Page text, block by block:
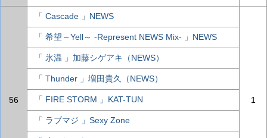
56
「 Cascade 」NEWS
1
「 希望～Yell～ -Represent NEWS Mix- 」NEWS
「 氷温 」加藤シゲアキ（NEWS）
「 Thunder 」増田貴久（NEWS）
「 FIRE STORM 」KAT-TUN
「 ラブマジ 」Sexy Zone